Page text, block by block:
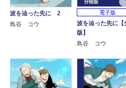
波を辿った先に 2
鳥谷 コウ
電子版
波を辿った先に【
版】
鳥谷 コウ